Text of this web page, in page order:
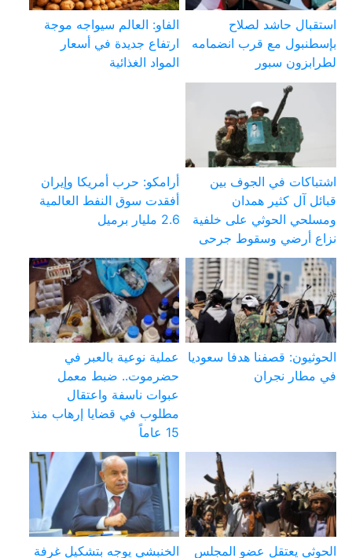
استقبال حاشد لصلاح
بإسطنبول مع قرب انضمامه
لطرابزون سبور
الفاو: العالم سيواجه موجة
ارتفاع جديدة في أسعار
المواد الغذائية
اشتباكات في الجوف بين
قبائل آل كثير همدان
ومسلحي الحوثي على خلفية
نزاع أرضي وسقوط جرحى
أرامكو: حرب أمريكا وإيران
أفقدت سوق النفط العالمية
2.6 مليار برميل
الحوثيون: قصفنا هدفا سعوديا
في مطار نجران
عملية نوعية بالعبر في
حضرموت.. ضبط معمل
عبوات ناسفة واعتقال
مطلوب في قضايا إرهاب منذ
15 عاماً
الحوثي يعتقل عضو المجلس
الخنبشي يوجه بتشكيل غرفة